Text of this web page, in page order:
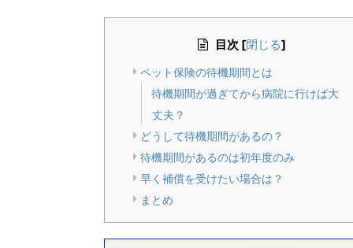
目次 [閉じる]
ペット保険の待機期間とは
待機期間が過ぎてから病院に行けば大
丈夫？
どうして待機期間があるの？
待機期間があるのは初年度のみ
早く補償を受けたい場合は？
まとめ